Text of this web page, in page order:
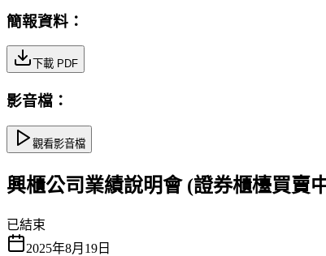
簡報資料：
下載 PDF
影音檔：
觀看影音檔
興櫃公司業績說明會 (證券櫃檯買賣
已結束
2025年8月19日